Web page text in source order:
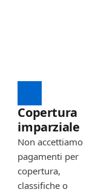
Copertura
imparziale
Non accettiamo
pagamenti per
copertura,
classifiche o